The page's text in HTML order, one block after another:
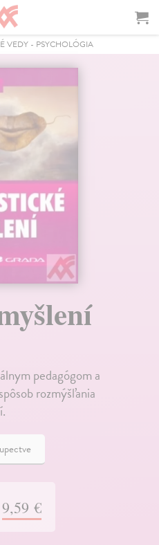
VEDY- PSYCHOLÓGIA
pedagógom a
rozmýšľania
9,59 €